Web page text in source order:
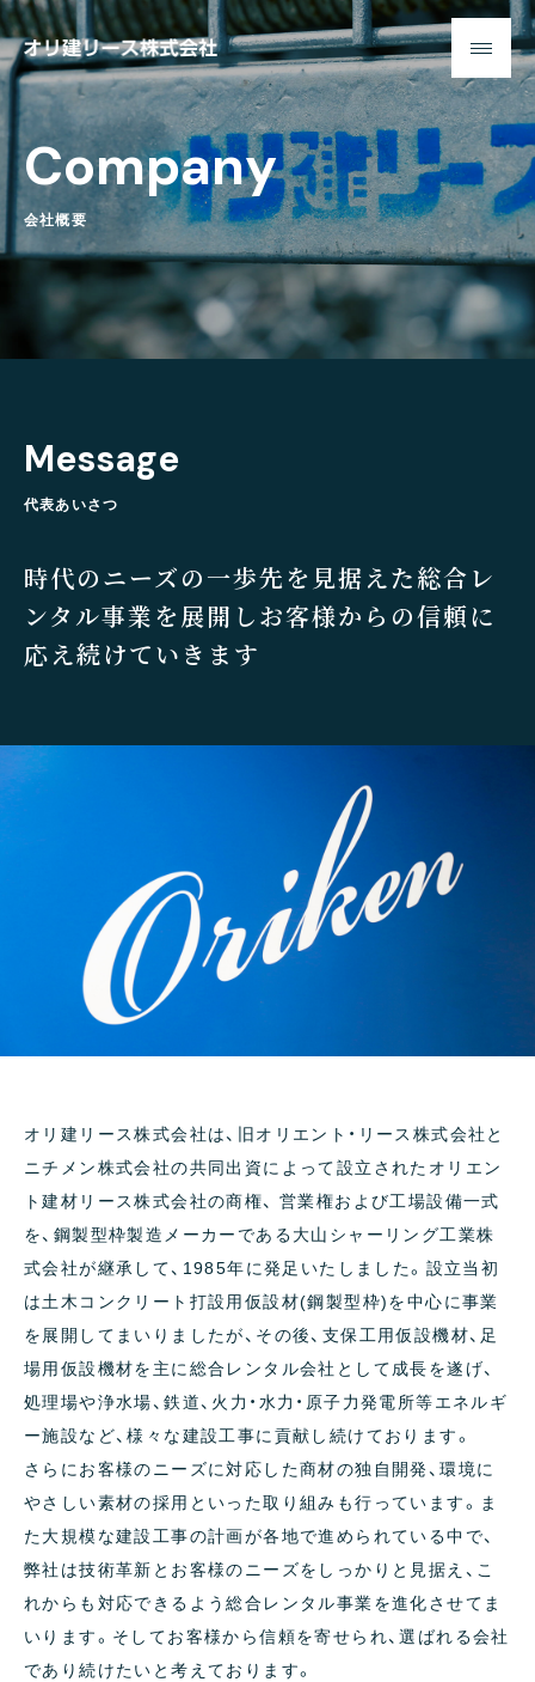
オ
リ
建
リ
ー
ス
Company
会社概要
Message
代表あいさつ
時代のニーズの一歩先を見据えた総合レ
ンタル事業を展開しお客様からの信頼に
応え続けていきます
オリ建リース株式会社は、旧オリエント・リース株式会社と
ニチメン株式会社の共同出資によって設立されたオリエン
ト建材リース株式会社の商権、 営業権および工場設備一式
を、鋼製型枠製造メーカーである大山シャーリング工業株
式会社が継承して、1985年に発足いたしました。設立当初
は土木コンクリート打設用仮設材(鋼製型枠)を中心に事業
を展開してまいりましたが、その後、支保工用仮設機材、足
場用仮設機材を主に総合レンタル会社として成長を遂げ、
処理場や浄水場、鉄道、火力・水力・原子力発電所等エネルギ
ー施設など、様々な建設工事に貢献し続けております。
さらにお客様のニーズに対応した商材の独自開発、環境に
やさしい素材の採用といった取り組みも行っています。ま
た大規模な建設工事の計画が各地で進められている中で、
弊社は技術革新とお客様のニーズをしっかりと見据え、こ
れからも対応できるよう総合レンタル事業を進化させてま
いります。そしてお客様から信頼を寄せられ、選ばれる会社
であり続けたいと考えております。